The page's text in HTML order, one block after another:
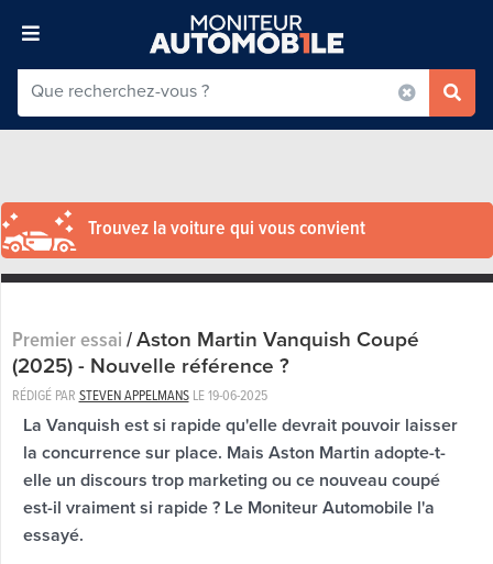
Trouvez la voiture qui vous convient
Premier essai/Aston Martin Vanquish Coupé
(2025) - Nouvelle référence ?
RÉDIGÉ PAR STEVEN APPELMANSLE19-06-2025
La Vanquish est si rapide qu'elle devrait pouvoir laisser
la concurrence sur place. Mais Aston Martin adopte-t-
elle un discours trop marketing ou ce nouveau coupé
est-il vraiment si rapide ? Le Moniteur Automobile l'a
essayé.